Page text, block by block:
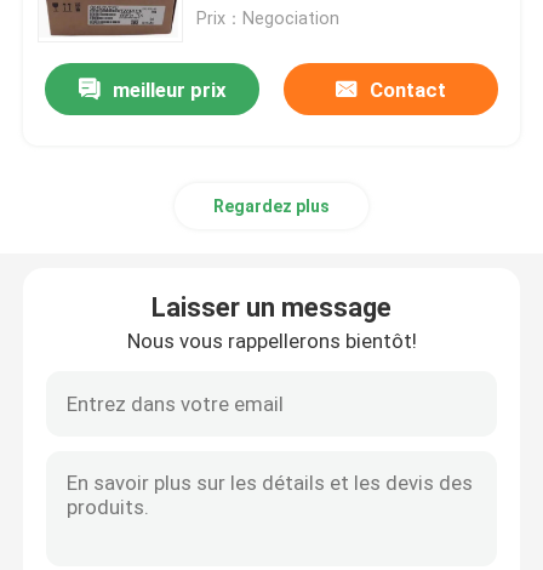
Module d'alimentation d'énergie superflu
Digital je module d'O
Inverseur variable de fréquence
Écran tactile de HMI
Prix：Negociation
meilleur prix Contact
Regardez plus
Laisser un message
Nous vous rappellerons bientôt!